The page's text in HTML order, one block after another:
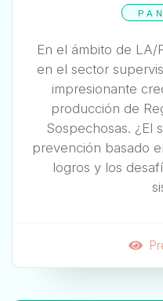
En el ámbito de
en el sector
impresionante
producción de
Sospechosas. ¿El
prevención basado
logros y los